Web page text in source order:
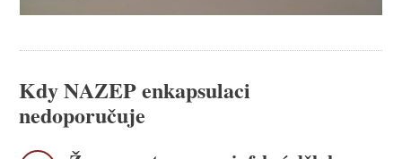
Kdy NAZEP enkapsulaci
nedoporučuje